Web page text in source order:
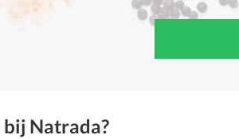
Natrada?